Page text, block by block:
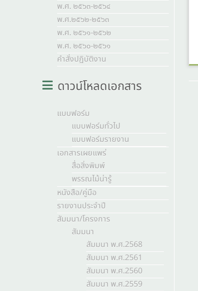
พ.ศ. ๒๕๖๓-๒๕๖๔
พ.ศ.๒๕๖๒-๒๕๖๓
พ.ศ. ๒๕๖๑-๒๕๖๒
พ.ศ. ๒๕๖๐-๒๕๖๑
คำสั่งปฏิบัติงาน
ดาวน์โหลดเอกสาร
แบบฟอร์ม
แบบฟอร์มทั่วไป
แบบฟอร์มรายงาน
เอกสารเผยแพร่
สื่อสิ่งพิมพ์
พรรณไม้น่ารู้
หนังสือ/คู่มือ
รายงานประจำปี
สัมมนา/โครงการ
สัมมนา
สัมมนา พ.ศ.2568
สัมมนา พ.ศ.2561
สัมมนา พ.ศ.2560
สัมมนา พ.ศ.2559